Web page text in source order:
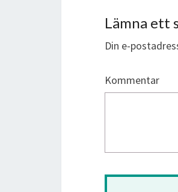
Lämna ett
Din e-
Kommentar